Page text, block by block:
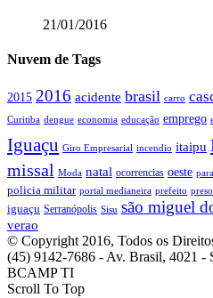
21/01/2016
Nuvem de Tags
2015 2016 acidente brasil carro
Curitiba dengue economia educação emprego
Iguaçu Giro Empresarial incendio itaipu
missal Moda natal ocorrencias oeste
policia militar portal medianeira prefeito
iguaçu Serranópolis Sisu são miguel
verao
© Copyright 2016, Todos os
(45) 9142-7686 - Av. Brasil, 4021 -
BCAMP TI
Scroll To Top